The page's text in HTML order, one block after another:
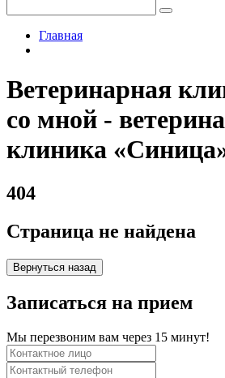
Главная
Ветеринарная
со мной -
клиника
404
Страница не найдена
Вернуться назад
Записаться на прием
Мы перезвоним вам через 15 минут!